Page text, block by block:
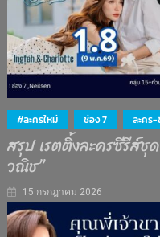
#ละครใหม่ ช่อง 7 ละคร
สรุป เรตติ้งละครซีรีส์ชุ
วณิช”
15 กรกฎาคม 2026